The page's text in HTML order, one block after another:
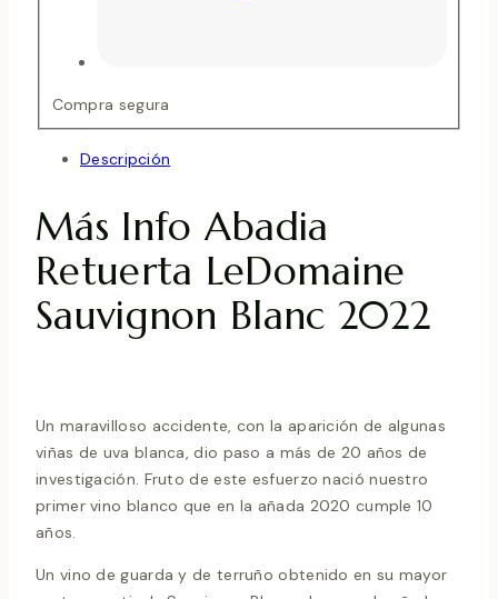
Compra segura
Descripción
Más Info Abadia
Retuerta LeDomaine
Sauvignon Blanc 2022
Un maravilloso accidente, con la aparición de algunas
viñas de uva blanca, dio paso a más de 20 años de
investigación. Fruto de este esfuerzo nació nuestro
primer vino blanco que en la añada 2020 cumple 10
años.
Un vino de guarda y de terruño obtenido en su mayor